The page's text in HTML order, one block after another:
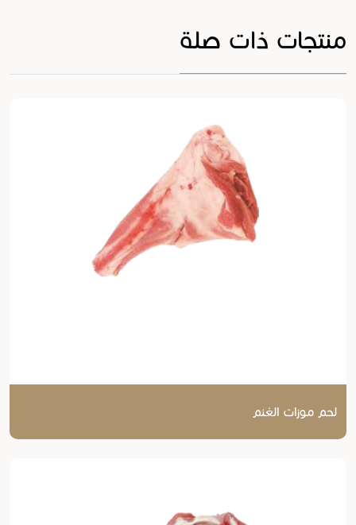
منتجات ذات صلة
لحم موزات الغنم